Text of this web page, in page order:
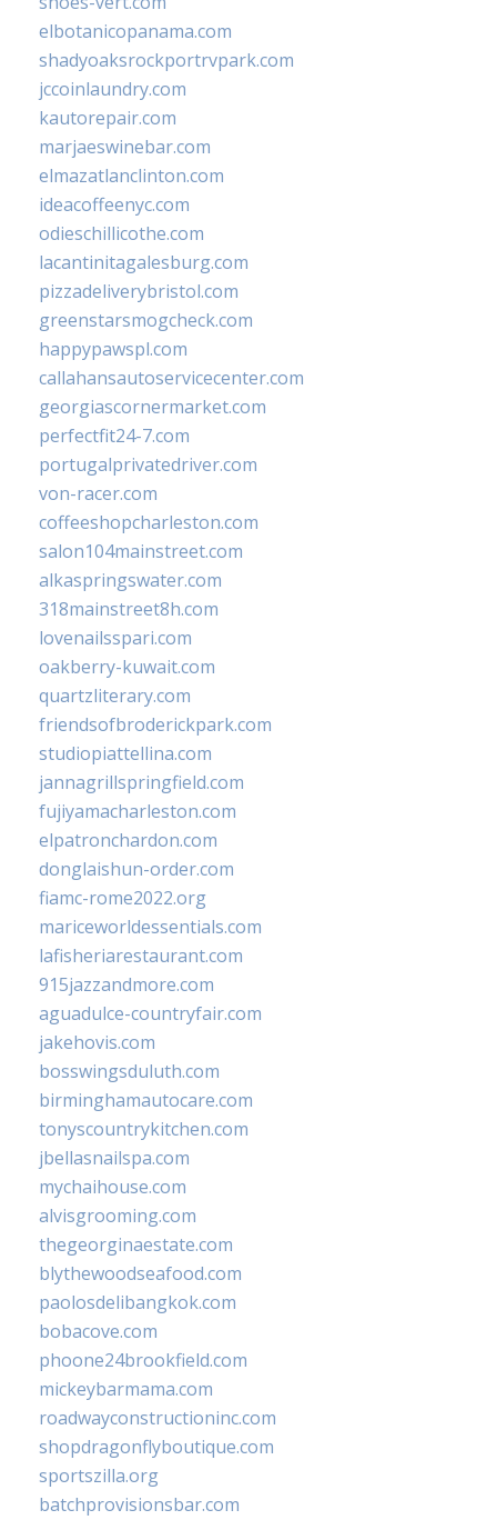
elbotanicopanama.com
shadyoaksrockportrvpark.com
jccoinlaundry.com
kautorepair.com
marjaeswinebar.com
elmazatlanclinton.com
ideacoffeenyc.com
odieschillicothe.com
lacantinitagalesburg.com
pizzadeliverybristol.com
greenstarsmogcheck.com
happypawspl.com
callahansautoservicecenter.com
georgiascornermarket.com
perfectfit24-7.com
portugalprivatedriver.com
von-racer.com
coffeeshopcharleston.com
salon104mainstreet.com
alkaspringswater.com
318mainstreet8h.com
lovenailsspari.com
oakberry-kuwait.com
quartzliterary.com
friendsofbroderickpark.com
studiopiattellina.com
jannagrillspringfield.com
fujiyamacharleston.com
elpatronchardon.com
donglaishun-order.com
fiamc-rome2022.org
mariceworldessentials.com
lafisheriarestaurant.com
915jazzandmore.com
aguadulce-countryfair.com
jakehovis.com
bosswingsduluth.com
birminghamautocare.com
tonyscountrykitchen.com
jbellasnailspa.com
mychaihouse.com
alvisgrooming.com
thegeorginaestate.com
blythewoodseafood.com
paolosdelibangkok.com
bobacove.com
phoone24brookfield.com
mickeybarmama.com
roadwayconstructioninc.com
shopdragonflyboutique.com
sportszilla.org
batchprovisionsbar.com